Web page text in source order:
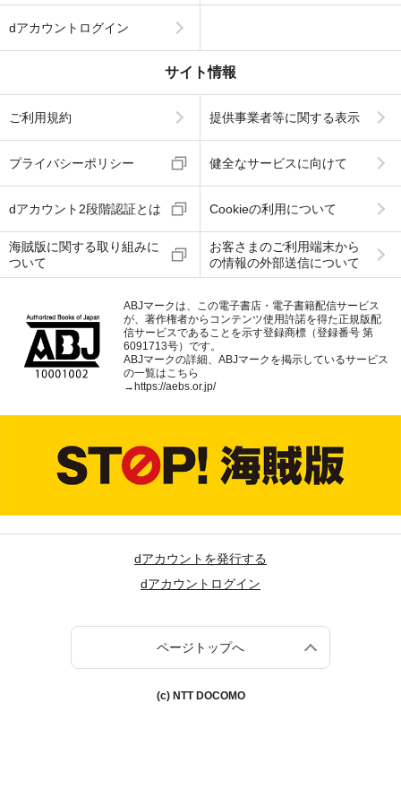
dアカウントログイン
サイト情報
ご利用規約 提供事業者等に関する表示
プライバシーポリシー 健全なサービスに向けて
dアカウント2段階認証とは Cookieの利用について
海賊版に関する取り組みに
ついて
お客さまのご利用端末から
の情報の外部送信について
ABJマークは、この電子書店・電子書籍配信サービス
が、著作権者からコンテンツ使用許諾を得た正規版配
信サービスであることを示す登録商標（登録番号 第
6091713号）です。
ABJマークの詳細、ABJマークを掲示しているサービス
の一覧はこちら
→ https://aebs.or.jp/
dアカウントを発行する
dアカウントログイン
ページトップへ
(c) NTT DOCOMO